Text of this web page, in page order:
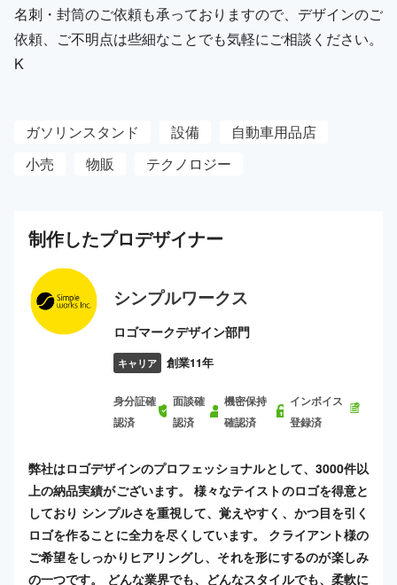
名刺・封筒のご依頼も承っておりますので、デザインのご
依頼、ご不明点は些細なことでも気軽にご相談ください。
K
ガソリンスタンド 設備
自動車用品店
小売
物販 テクノロジー
制作したプロデザイナー
シンプルワークス
ロゴマークデザイン部門
キャリア 創業11年
身分証確
認済
面談確
認済
機密保持
確認済
インボイス
登録済
弊社はロゴデザインのプロフェッショナルとして、3000件以
上の納品実績がございます。 様々なテイストのロゴを得意と
しており シンプルさを重視して、覚えやすく、かつ目を引く
ロゴを作ることに全力を尽くしています。 クライアント様の
ご希望をしっかりヒアリングし、それを形にするのが楽しみ
の一つです。 どんな業界でも、どんなスタイルでも、柔軟に